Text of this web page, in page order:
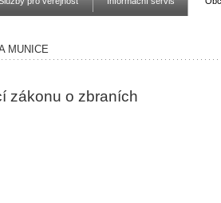
MUNICE
zákonu o zbraních